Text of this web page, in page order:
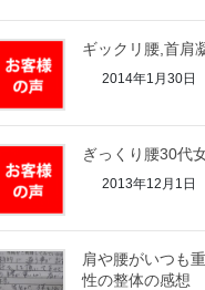
ギックリ腰,首肩
2014年1月30日
ぎっくり腰30代
2013年12月1日
肩や腰がいつも
性の整体の感想